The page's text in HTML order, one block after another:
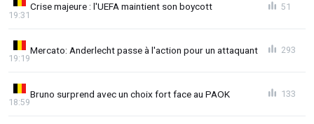
Crise majeure : l'UEFA maintient son boycott
19:31
51
Mercato: Anderlecht passe à l'action pour un attaquant
19:19
293
Bruno surprend avec un choix fort face au PAOK
18:59
133